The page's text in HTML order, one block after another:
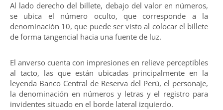
Al lado derecho del billete, debajo del valor en números,
se ubica el número oculto, que corresponde a la
denominación 10, que puede ser visto al colocar el billete
de forma tangencial hacia una fuente de luz.
El anverso cuenta con impresiones en relieve perceptibles
al tacto, las que están ubicadas principalmente en la
leyenda Banco Central de Reserva del Perú, el personaje,
la denominación en números y letras y el registro para
invidentes situado en el borde lateral izquierdo.